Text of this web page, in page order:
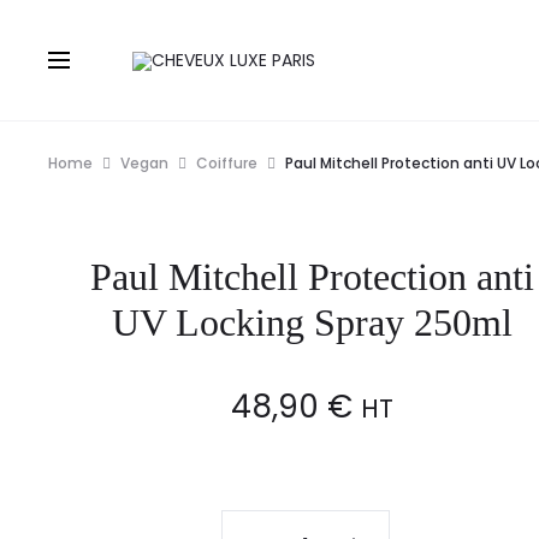
Home Vegan Coiffure Paul Mitchell Protection anti UV
Paul Mitchell Protection anti
UV Locking Spray 250ml
48,90 € HT